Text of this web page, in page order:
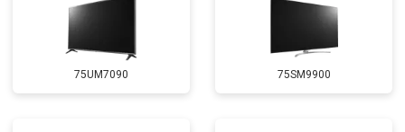
75UM7090 75SM9900